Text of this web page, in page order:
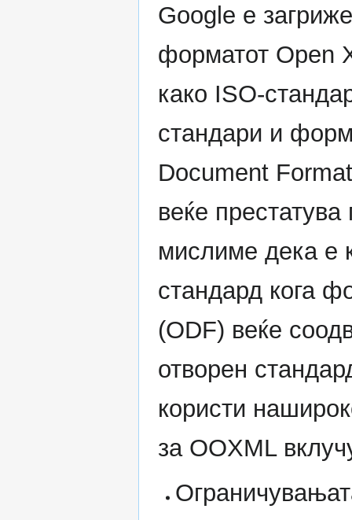
Google е
форматот Open
како ISO-
стандари и
Document
веќе
мислиме дека е
стандард кога
(ODF) веќе
отворен
користи
за OOXML